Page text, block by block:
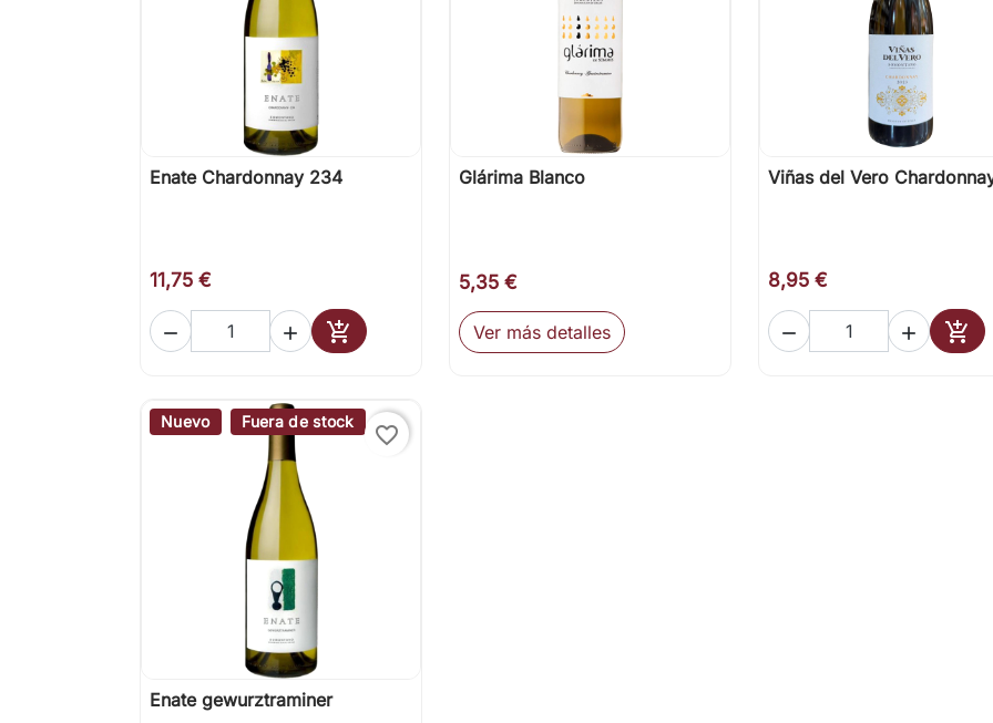
 Vista rápida
Enate Chardonnay 234
11,75 €
  
Añadir al carrito
 Vista rápida
Glárima Blanco
5,35 €
Ver más detalles
 Vista rápida
Viñas del Vero
8,95 €
  
Nuevo Fuera de stock
favorite_border
 Vista rápida
Enate gewurztraminer